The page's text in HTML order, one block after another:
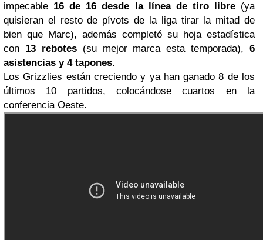
impecable 16 de 16 desde la línea de tiro libre(ya
quisieran el resto de pívots de la liga tirar la mitad de
bien que Marc), además completó su hoja estadística
con 13 rebotes (su mejor marca esta temporada), 6
asistencias y 4 tapones.
Los Grizzlies están creciendo y ya han ganado 8 de los
últimos 10 partidos, colocándose cuartos en la
conferencia Oeste.